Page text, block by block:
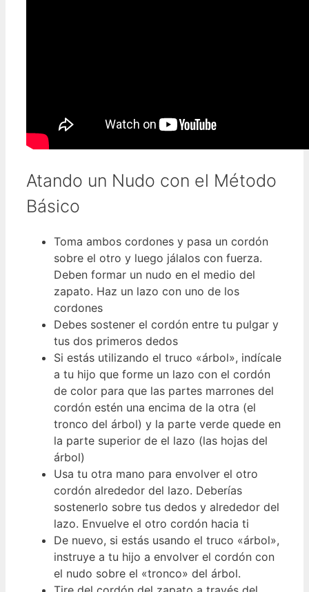
Atando un Nudo con el Método
Básico
Toma ambos cordones y pasa un cordón
sobre el otro y luego jálalos con fuerza.
Deben formar un nudo en el medio del
zapato. Haz un lazo con uno de los
cordones
Debes sostener el cordón entre tu pulgar y
tus dos primeros dedos
Si estás utilizando el truco «árbol», indícale
a tu hijo que forme un lazo con el cordón
de color para que las partes marrones del
cordón estén una encima de la otra (el
tronco del árbol) y la parte verde quede en
la parte superior de el lazo (las hojas del
árbol)
Usa tu otra mano para envolver el otro
cordón alrededor del lazo. Deberías
sostenerlo sobre tus dedos y alrededor del
lazo. Envuelve el otro cordón hacia ti
De nuevo, si estás usando el truco «árbol»,
instruye a tu hijo a envolver el cordón con
el nudo sobre el «tronco» del árbol.